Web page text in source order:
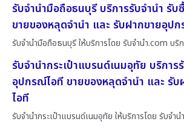
รับจำนำมือถือธนบุรี บริการรับจำนำ รั
ขายของหลุดจำนำ และ รับฝากขายอุป
รับจำนำมือถือธนบุรี ให้บริการโดย รับจํานํา.com บริ
รับจำนำกระเป๋าแบรนด์เนมอุทัย บริการ
อุปกรณ์ไอที ขายของหลุดจำนำ และ รั
ไอที
รับจำนำกระเป๋าแบรนด์เนมอุทัย ให้บริการโดย รับจํา